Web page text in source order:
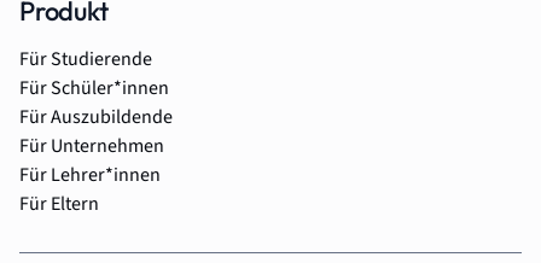
Produkt
Für Studierende
Für Schüler*innen
Für Auszubildende
Für Unternehmen
Für Lehrer*innen
Für Eltern